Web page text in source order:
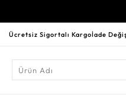
Ücretsiz Sigortalı Kargoİade